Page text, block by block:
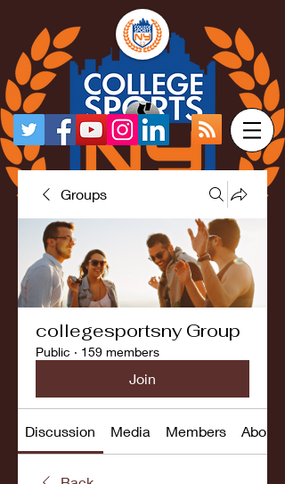
Groups
collegesportsny Group
Public · 159 members
Join
Discussion Media Members About